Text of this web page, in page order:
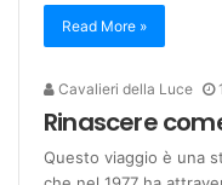
Read More »
Cavalieri della Luce
Rinascere
Questo viaggio è una